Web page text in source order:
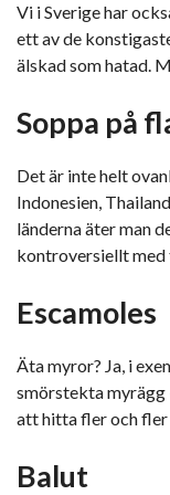
Vi i Sverige har
ett av de
älskad som hatad.
Soppa på
Det är inte helt
Indonesien,
länderna äter man
kontroversiellt med
Escamoles
Äta myror? Ja, i
smörstekta myrägg
att hitta fler och
Balut